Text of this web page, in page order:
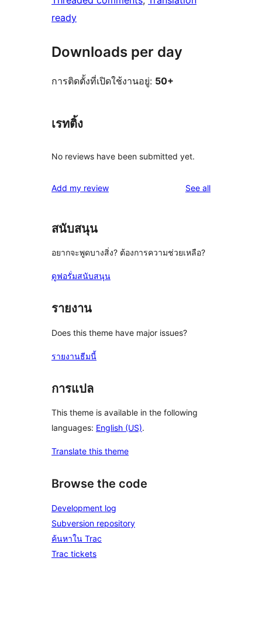
ready
Downloads per day
การติดตั้งที่เปิดใช้งานอยู่: 50+
เรทติ้ง
No reviews have been submitted yet.
Add my review See allreviews
สนับสนุน
อยากจะพูดบางสิ่ง? ต้องการความช่วยเหลือ?
ดูฟอรั่มสนับสนุน
รายงาน
Does this theme have major issues?
รายงานธีมนี้
การแปล
This theme is available in the following
languages: English (US).
Translate this theme
Browse the code
Development log
Subversion repository
ค้นหาใน Trac
Trac tickets